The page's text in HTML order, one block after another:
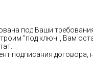
под Ваши
"под ключ", Вам
подписания договора,